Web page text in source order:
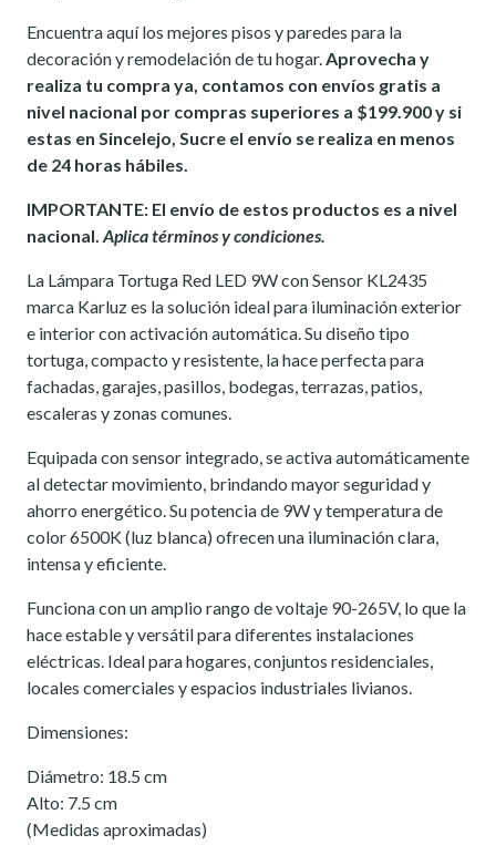
Encuentra aquí los mejores pisos y paredes para la
decoración y remodelación de tu hogar.Aprovecha y
realiza tu compra ya, contamos con envíos gratis a
nivel nacional por compras superiores a $199.900 y si
estas en Sincelejo, Sucre el envío se realiza en menos
de 24 horas hábiles.
IMPORTANTE: El envío de estos productos es a nivel
nacional. Aplica términos y condiciones.
La Lámpara Tortuga Red LED 9W con Sensor KL2435
marca Karluz es la solución ideal para iluminación exterior
e interior con activación automática. Su diseño tipo
tortuga, compacto y resistente, la hace perfecta para
fachadas, garajes, pasillos, bodegas, terrazas, patios,
escaleras y zonas comunes.
Equipada con sensor integrado, se activa automáticamente
al detectar movimiento, brindando mayor seguridad y
ahorro energético. Su potencia de 9W y temperatura de
color 6500K (luz blanca) ofrecen una iluminación clara,
intensa y eficiente.
Funciona con un amplio rango de voltaje 90-265V, lo que la
hace estable y versátil para diferentes instalaciones
eléctricas. Ideal para hogares, conjuntos residenciales,
locales comerciales y espacios industriales livianos.
Dimensiones:
Diámetro: 18.5 cm
Alto: 7.5 cm
(Medidas aproximadas)